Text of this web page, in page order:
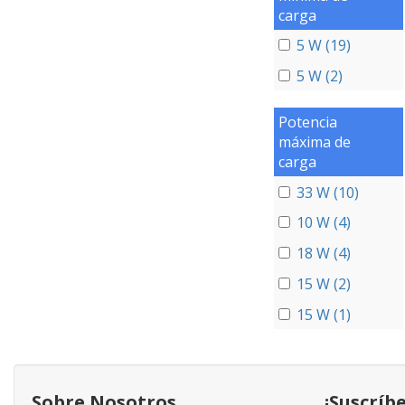
carga
5 W (19)
5 W (2)
Potencia
máxima de
carga
33 W (10)
10 W (4)
18 W (4)
15 W (2)
15 W (1)